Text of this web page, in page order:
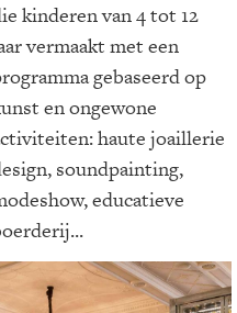
kinderen van 4 tot 12
vermaakt met een
gebaseerd op
en ongewone
haute joaillerie
soundpainting,
educatieve